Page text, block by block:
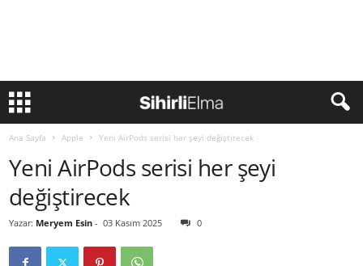
Ana Sayfa Apple Yeni AirPods serisi her şeyi değiştirecek
Yeni AirPods serisi her şeyi
değiştirecek
Yazar: Meryem Esin - 03 Kasım 2025 0